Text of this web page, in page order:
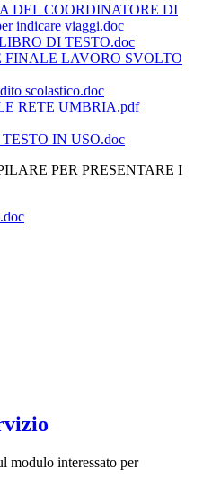
DEL COORDINATORE DI
indicare viaggi.doc
DI TESTO.doc
LAVORO SVOLTO
scolastico.doc
RETE UMBRIA.pdf
IN USO.doc
PER PRESENTARE I
modulo interessato per